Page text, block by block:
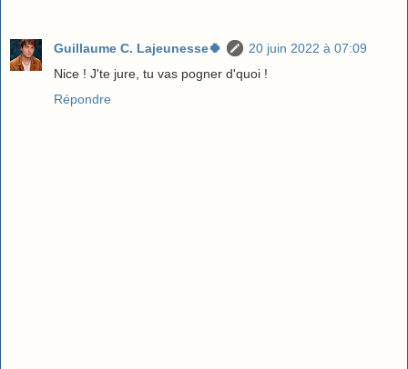
Guillaume C. Lajeunesse🍀
20 juin 2022 à 07:09
Nice ! J'te jure, tu vas pogner d'quoi !
Répondre